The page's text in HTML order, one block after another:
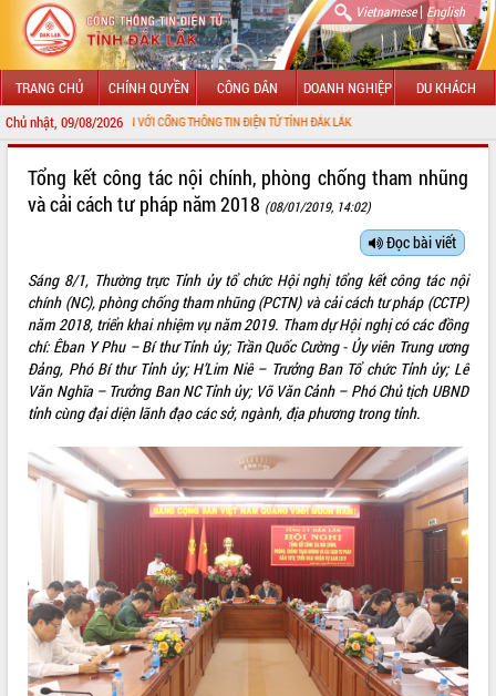
Vietnamese| English
TRANG CHỦ CHÍNH QUYỀN CÔNG DÂN DOANH NGHIỆP DU KHÁCH
Chủ nhật, 09/08/2026
VỚI CỔNG THÔNG TIN ĐIỆN TỬ TỈNH ĐẮK LẮK
LÃNH ĐẠO UBND TỈNH
SỞ, BAN, NGÀNH
UBND CÁC XÃ, PHƯỜNG
THÔNG TIN CHỈ ĐẠO ĐIỀU HÀNH
VĂN BẢN HĐND TỈNH
ĐIỂM TIN VĂN BẢN
QUY HOẠCH - KẾ HOẠCH
Tổng kết công tác nội chính, phòng chống tham nhũng
và cải cách tư pháp năm 2018 (08/01/2019, 14:02)
Đọc bài viết
Sáng 8/1, Thường trực Tỉnh ủy tổ chức Hội nghị tổng kết công tác nội
chính (NC), phòng chống tham nhũng (PCTN) và cải cách tư pháp (CCTP)
năm 2018, triển khai nhiệm vụ năm 2019. Tham dự Hội nghị có các đồng
chí: Êban Y Phu – Bí thư Tỉnh ủy; Trần Quốc Cường - Ủy viên Trung ương
Đảng, Phó Bí thư Tỉnh ủy; H’Lim Niê – Trưởng Ban Tổ chức Tỉnh ủy; Lê
Văn Nghĩa – Trưởng Ban NC Tỉnh ủy; Võ Văn Cảnh – Phó Chủ tịch UBND
tỉnh cùng đại diện lãnh đạo các sở, ngành, địa phương trong tỉnh.